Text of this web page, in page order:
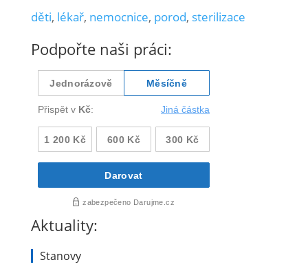
děti, lékař, nemocnice, porod, sterilizace
Podpořte naši práci:
Aktuality:
Stanovy